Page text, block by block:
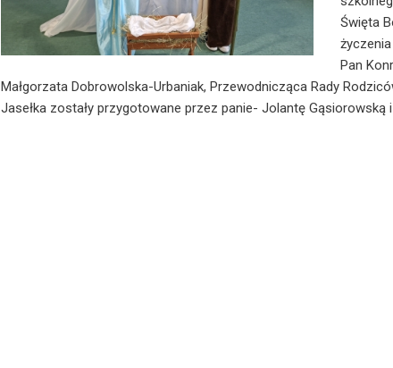
Święta
Pan
Małgorzata Dobrowolska-Urbaniak, Przewodnicząca Rady
Jasełka zostały przygotowane przez panie- Jolantę Gąsiorowską